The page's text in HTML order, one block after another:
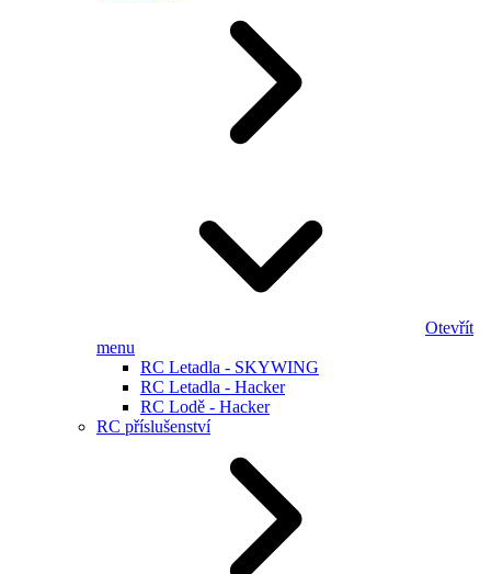
Otevřít
menu
RC Letadla - SKYWING
RC Letadla - Hacker
RC Lodě - Hacker
RC příslušenství